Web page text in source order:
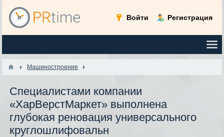
Войти Регистрация
Машиностроение
Специалистами компании
«ХарВерстМаркет» выполнена
глубокая реновация универсального
круглошлифовальн